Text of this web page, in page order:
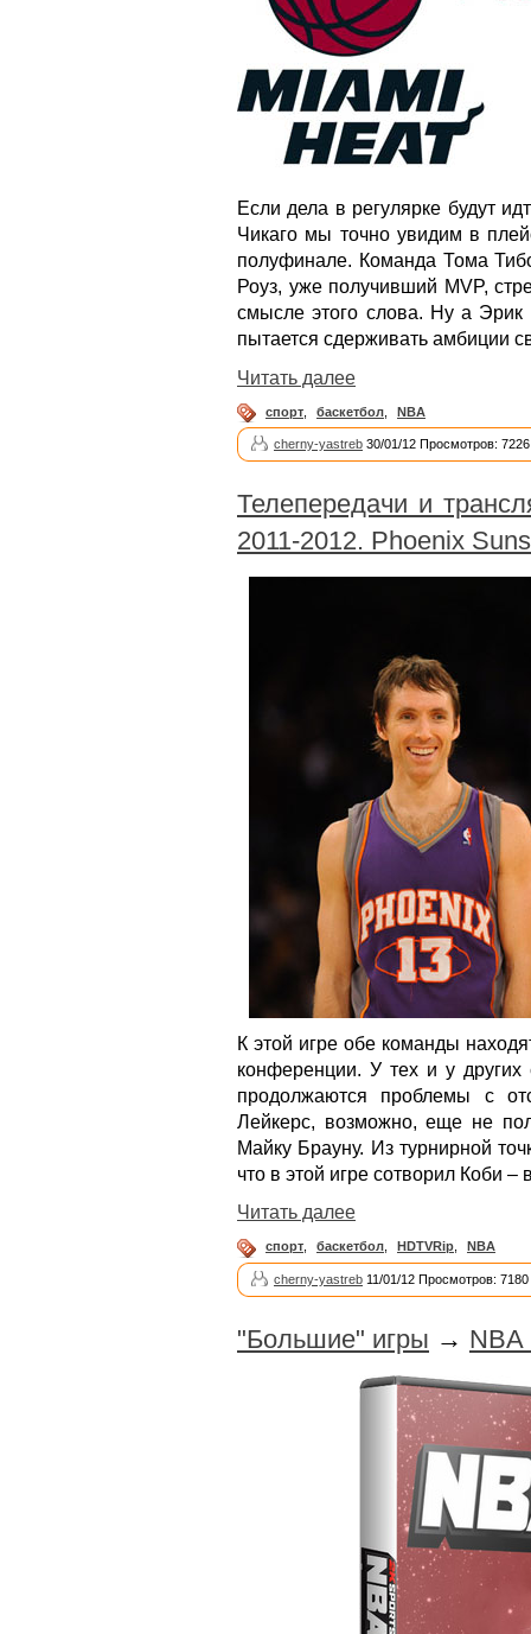
Если дела в регулярке будут
Чикаго мы точно увидим в
полуфинале. Команда Тома
Роуз, уже получивший MVP,
смысле этого слова. Ну а Эрик
пытается сдерживать амбиции
Читать далее
спорт баскетбол NBA
cherny-yastreb 30/01/12 Просмотров:
Телепередачи и
2011-2012. Phoenix
К этой игре обе команды
конференции. У тех и у
продолжаются проблемы с
Лейкерс, возможно, еще не
Майку Брауну. Из турнирной
что в этой игре сотворил Коби
Читать далее
спорт, баскетбол, HDTVRip, NBA
cherny-yastreb 11/01/12 Просмотров:
"Большие" игры → NBA